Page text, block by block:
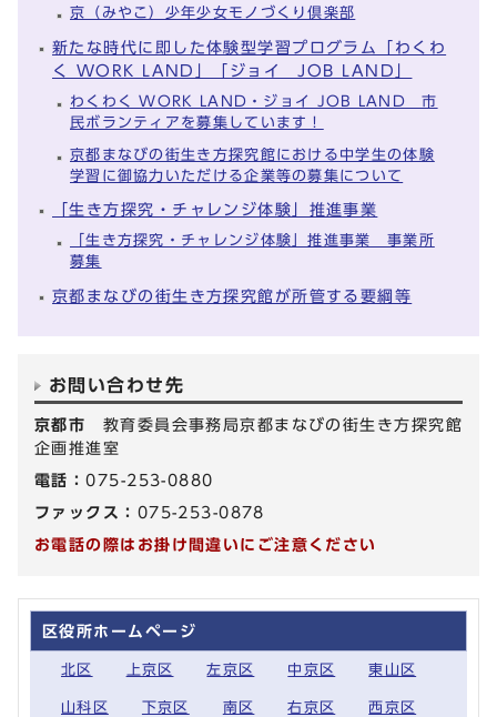
京（みやこ）少年少女モノづくり倶楽部
新たな時代に即した体験型学習プログラム「わくわ
く WORK LAND」「ジョイ JOB LAND」
わくわく WORK LAND・ジョイ JOB LAND 市
民ボランティアを募集しています！
京都まなびの街生き方探究館における中学生の体験
学習に御協力いただける企業等の募集について
「生き方探究・チャレンジ体験」推進事業
「生き方探究・チャレンジ体験」推進事業 事業所
募集
京都まなびの街生き方探究館が所管する要綱等
お問い合わせ先
京都市 教育委員会事務局京都まなびの街生き方探究館
企画推進室
電話：075-253-0880
ファックス： 075-253-0878
お電話の際はお掛け間違いにご注意ください
区役所ホームページ
北区 上京区 左京区 中京区 東山区
山科区 下京区 南区 右京区 西京区